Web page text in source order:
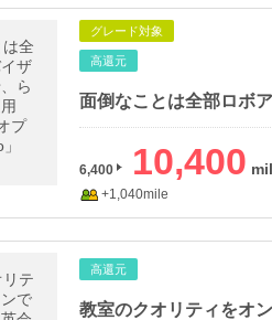
グレード対象
高還元
6,400 10,400
+1,040mile
高還元